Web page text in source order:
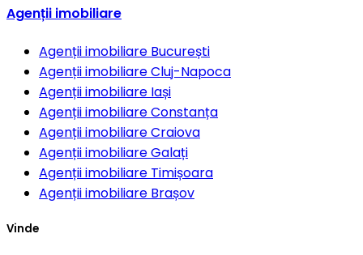
Agenții imobiliare
Agenții imobiliare București
Agenții imobiliareCluj-Napoca
Agenții imobiliare Iași
Agenții imobiliareConstanța
Agenții imobiliareCraiova
Agenții imobiliareGalați
Agenții imobiliare Timișoara
Agenții imobiliare Brașov
Vinde